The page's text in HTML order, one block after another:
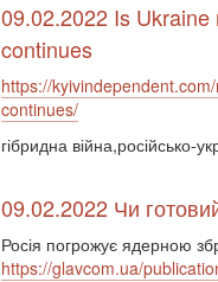
09.02.2022 Is
continues
https://
continues/
гібридна війна,російсько-
09.02.2022 Чи
Росія погрожує ядерною
https://glavcom.ua/